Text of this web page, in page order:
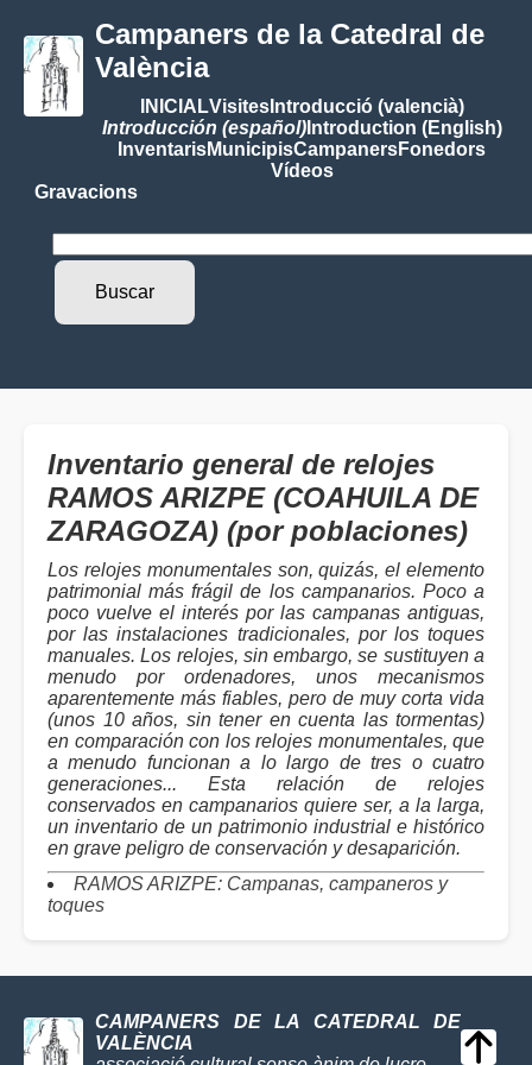
Campaners de la Catedral de
València
INICIALVisitesIntroducció (valencià)
Introducción (español)Introduction (English)
InventarisMunicipisCampanersFonedors
Vídeos
Gravacions
Inventario general de relojes
RAMOS ARIZPE (COAHUILA DE
ZARAGOZA) (por poblaciones)
Los relojes monumentales son, quizás, el elemento
patrimonial más frágil de los campanarios. Poco a
poco vuelve el interés por las campanas antiguas,
por las instalaciones tradicionales, por los toques
manuales. Los relojes, sin embargo, se sustituyen a
menudo por ordenadores, unos mecanismos
aparentemente más fiables, pero de muy corta vida
(unos 10 años, sin tener en cuenta las tormentas)
en comparación con los relojes monumentales, que
a menudo funcionan a lo largo de tres o cuatro
generaciones... Esta relación de relojes
conservados en campanarios quiere ser, a la larga,
un inventario de un patrimonio industrial e histórico
en grave peligro de conservación y desaparición.
RAMOS ARIZPE: Campanas, campaneros y
toques
CAMPANERS DE LA CATEDRAL DE
VALÈNCIA